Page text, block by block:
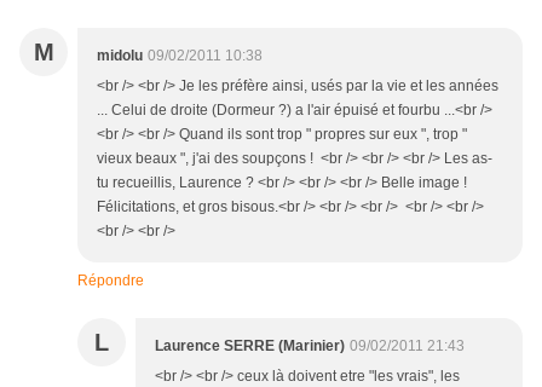
M midolu 09/02/2011 10:38
<br /> <br /> Je les préfère ainsi, usés par la vie et les années
... Celui de droite (Dormeur ?) a l'air épuisé et fourbu ...<br />
<br /> <br /> Quand ils sont trop " propres sur eux ", trop "
vieux beaux ", j'ai des soupçons ! <br /> <br /> <br /> Les as-
tu recueillis, Laurence ? <br /> <br /> <br /> Belle image !
Félicitations, et gros bisous.<br /> <br /> <br /> <br /> <br />
<br /> <br />
Répondre
L Laurence SERRE (Marinier) 09/02/2011 21:43
<br /> <br /> ceux là doivent etre "les vrais", les